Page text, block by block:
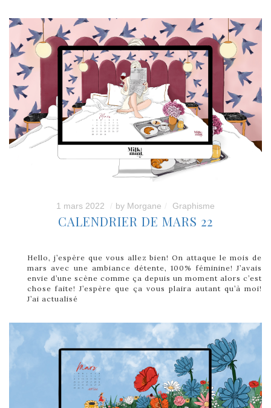
1 mars 2022 by Morgane Graphisme
CALENDRIER DE MARS 22
Hello, j’espère que vous allez bien! On attaque le mois de
mars avec une ambiance détente, 100% féminine! J’avais
envie d’une scène comme ça depuis un moment alors c’est
chose faite! J’espère que ça vous plaira autant qu’à moi!
J’ai actualisé